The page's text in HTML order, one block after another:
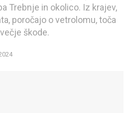
Trebnje in okolico. Iz krajev,
poročajo o vetrolomu, toča
škode.